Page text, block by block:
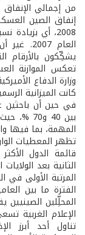
العام
يشكِّكون بالأرقام
تعكس الموازنة
في حين أن باحثين
بين 40
المهمة، بما فيها
تظهر المعطيات
قائمة الدول
الثانية بعد
المرتبة الأولى
المحلِّلين
الإعلام الغربية
تناول أحد أبرز